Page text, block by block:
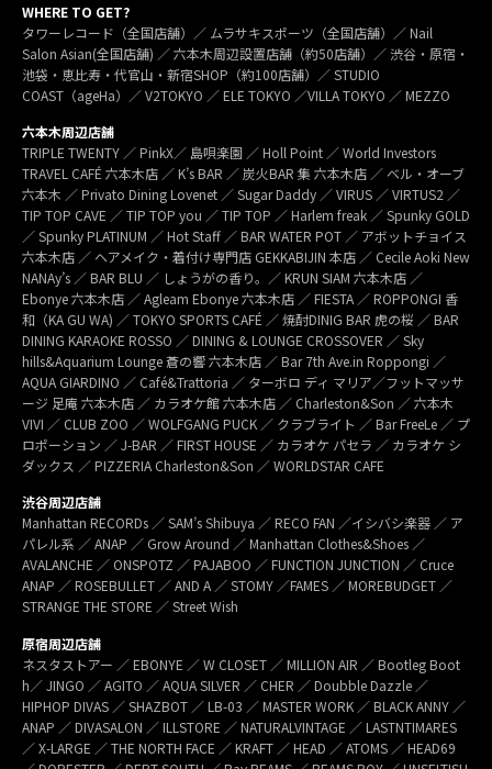
WHERE TO GET?
タワーレコード（全国店舗）／ ムラサキスポーツ（全国店舗）／ Nail
Salon Asian(全国店舗) ／ 六本木周辺設置店舗（約50店舗）／ 渋谷・原宿・
池袋・恵比寿・代官山・新宿SHOP（約100店舗）／ STUDIO
COAST（ageHa）／ V2TOKYO ／ ELE TOKYO ／VILLA TOKYO ／ MEZZO
六本木周辺店舗
TRIPLE TWENTY ／ PinkX／ 島唄楽園 ／ Holl Point ／ World Investors
TRAVEL CAFÉ 六本木店 ／ K’s BAR ／ 炭火BAR 集 六本木店 ／ ベル・オーブ
六本木 ／ Privato Dining Lovenet ／ Sugar Daddy ／ VIRUS ／ VIRTUS2 ／
TIP TOP CAVE ／ TIP TOP you ／ TIP TOP ／ Harlem freak ／ Spunky GOLD
／ Spunky PLATINUM ／ Hot Staff ／ BAR WATER POT ／ アボットチョイス
六本木店 ／ ヘアメイク・着付け専門店 GEKKABIJIN 本店 ／ Cecile Aoki New
NANAy’s ／ BAR BLU ／ しょうがの香り。／ KRUN SIAM 六本木店 ／
Ebonye 六本木店 ／ Agleam Ebonye 六本木店 ／ FIESTA ／ ROPPONGI 香
和（KA GU WA) ／ TOKYO SPORTS CAFÉ ／ 焼酎DINIG BAR 虎の桜 ／ BAR
DINING KARAOKE ROSSO ／ DINING & LOUNGE CROSSOVER ／ Sky
hills&Aquarium Lounge 蒼の響 六本木店 ／ Bar 7th Ave.in Roppongi ／
AQUA GIARDINO ／ Café&Trattoria ／ ターボロ ディ マリア／フットマッサ
ージ 足庵 六本木店 ／ カラオケ館 六本木店 ／ Charleston&Son ／ 六本木
VIVI ／ CLUB ZOO ／ WOLFGANG PUCK ／ クラブライト ／ Bar FreeLe ／ プ
ロポーション ／ J-BAR ／ FIRST HOUSE ／ カラオケ パセラ ／ カラオケ シ
ダックス ／ PIZZERIA Charleston&Son ／ WORLDSTAR CAFE
渋谷周辺店舗
Manhattan RECORDs ／ SAM’s Shibuya ／ RECO FAN ／イシバシ楽器 ／ ア
パレル系 ／ ANAP ／ Grow Around ／ Manhattan Clothes&Shoes ／
AVALANCHE ／ ONSPOTZ ／ PAJABOO ／ FUNCTION JUNCTION ／ Cruce
ANAP ／ ROSEBULLET ／ AND A ／ STOMY ／FAMES ／ MOREBUDGET ／
STRANGE THE STORE ／ Street Wish
原宿周辺店舗
ネスタストアー ／ EBONYE ／ W CLOSET ／ MILLION AIR ／ Bootleg Boot
h／ JINGO ／ AGITO ／ AQUA SILVER ／ CHER ／ Doubble Dazzle ／
HIPHOP DIVAS ／ SHAZBOT ／ LB-03 ／ MASTER WORK ／ BLACK ANNY ／
ANAP ／ DIVASALON ／ ILLSTORE ／ NATURALVINTAGE ／ LASTNTIMARES
／ X-LARGE ／ THE NORTH FACE ／ KRAFT ／ HEAD ／ ATOMS ／ HEAD69